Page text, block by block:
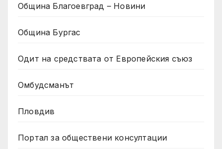
Община Благоевград – Новини
Община Бургас
Одит на средствата от Европейския съюз
Омбудсманът
Пловдив
Портал за обществени консултации